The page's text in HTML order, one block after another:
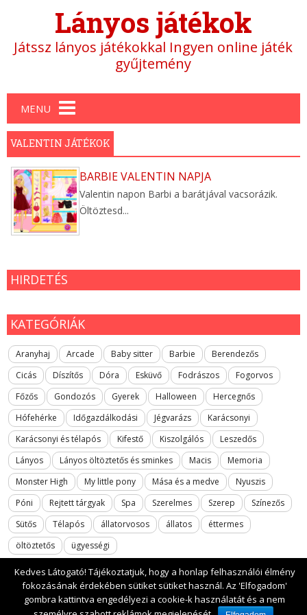
Lányos játékok
Játssz lányos játékokkal Ingyen online játék
gyűjtemény
Main menu
MENU
VALENTIN JÁTÉKOK
BARBIE VALENTIN NAPJA
Valentin napon Barbi a barátjával vacsorázik.
Öltöztesd...
HIRDETÉS
KATEGÓRIÁK
Aranyhaj Arcade Baby sitter Barbie
Berendezős
Cicás
Díszítős Dóra Esküvő Fodrászos
Fogorvos
Főzős
Gondozós Gyerek Halloween
Hercegnős
Hófehérke
Időgazdálkodási Jégvarázs
Karácsonyi
Karácsonyi és télapós
Kifestő Kiszolgálós
Leszedős
Lányos
Lányos öltöztetős és sminkes Macis
Memoria
Monster High
My little pony Mása és a medve
Nyuszis
Póni
Rejtett tárgyak Spa Szerelmes Szerep
Színezős
Sütős
Télapós állatorvosos állatos
éttermes
öltöztetős
ügyességi
2017 All rights reserved. lanyosjatekok.gyerekfilmek.hu
Kedves Látogató! Tájékoztatjuk, hogy a honlap felhasználói élmény
fokozásának érdekében sütiket sütiket használ. Az 'Elfogadom'
gombra kattintva engedélyezi a cookie-k használatát és a nem